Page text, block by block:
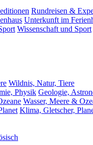
Rundreisen &
Unterkunft im
Wissenschaft und Sport
Wildnis, Natur, Tiere
Physik Geologie,
Wasser, Meere &
Klima, Gletscher,